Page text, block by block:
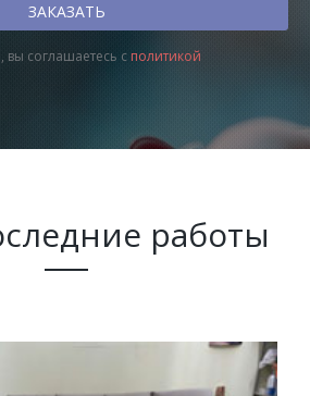
соглашаетесь с политикой
работы